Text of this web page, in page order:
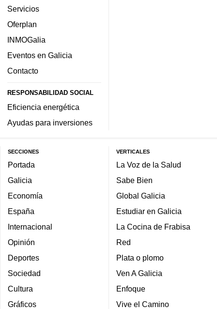
Servicios
Oferplan
INMOGalia
Eventos en Galicia
Contacto
RESPONSABILIDAD SOCIAL
Eficiencia energética
Ayudas para inversiones
SECCIONES
Portada
Galicia
Economía
España
Internacional
Opinión
Deportes
Sociedad
Cultura
Gráficos
VERTICALES
La Voz de la Salud
Sabe Bien
Global Galicia
Estudiar en Galicia
La Cocina de Frabisa
Red
Plata o plomo
Ven A Galicia
Enfoque
Vive el Camino